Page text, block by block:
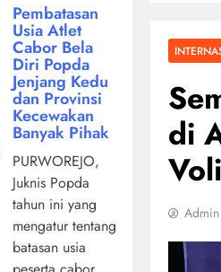
di
Pembatasan
Usia Atlet
Cabor Bela
Diri Popda
Jenjang Kedu
dan Provinsi
Kecewakan
Banyak Pihak
PURWOREJO,
Juknis Popda
tahun ini yang
mengatur tentang
batasan usia